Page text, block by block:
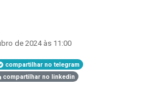
de 2024 às 11:00
compartilhar no telegram
compartilhar no linkedin